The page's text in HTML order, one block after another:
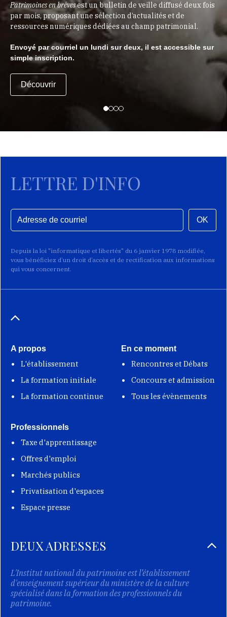
Patrimoines en brèvesest un bulletin de veille diffusé deux fois
par mois, proposant une sélection d’actualités et de
ressources numériques dédiées au champ patrimonial.
Envoyé par courriel un lundi sur deux, il est accessible sur
simple inscription.
Découvrir
LETTRE D'INFO
OK
Depuis la loi "informatique et libertés" du 6 janvier 1978 modifiée,
vous bénéficiez d’un droit d’accès et de rectification aux informations
qui vous concernent.
A propos
L'établissement
La formation initiale
La formation continue
En ce moment
Rencontres et Débats
Concours et admission
Tous les évènements
Professionnels
Taxe d'apprentissage
Offres d'emploi
Marchés publics
Privatisation d'espaces
Espace presse
DEUX ADRESSES
L'Institut national du patrimoine est l’établissement
d'enseignement supérieur du ministère de la culture
spécialisé dans la formation des professionnels du
patrimoine.